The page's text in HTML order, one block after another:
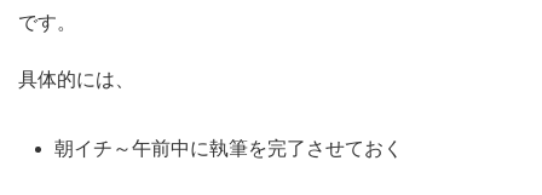
です。
具体的には、
朝イチ～午前中に執筆を完了させておく